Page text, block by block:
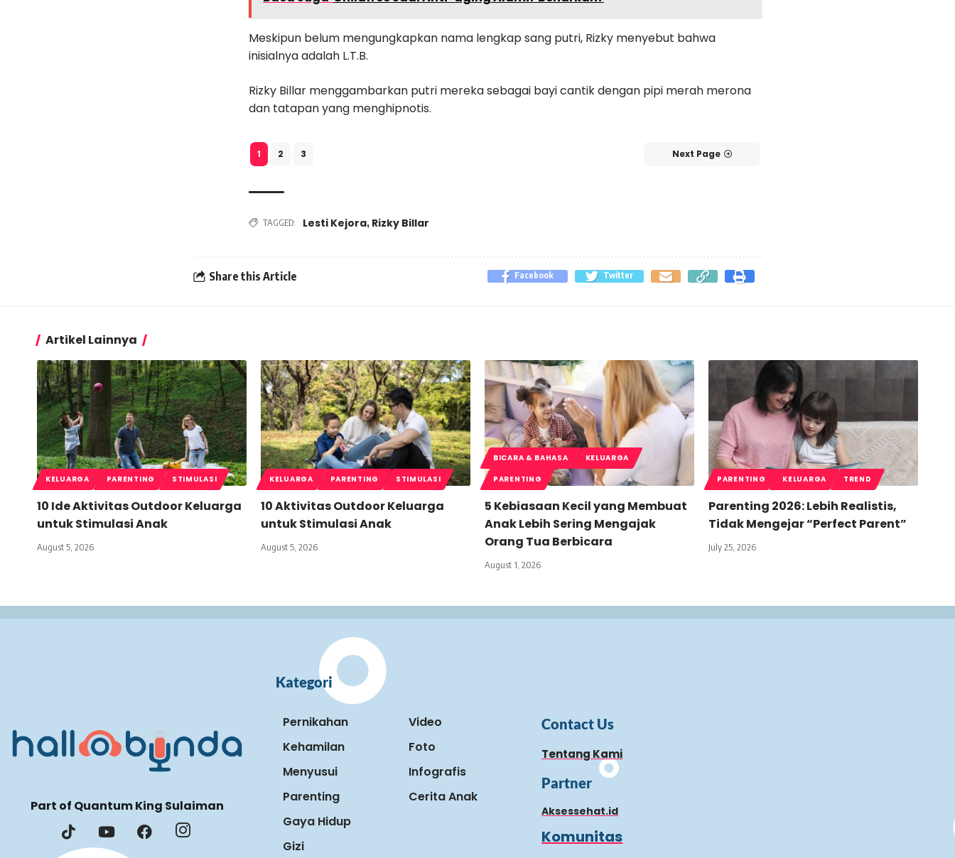
Meskipun belum mengungkapkan nama lengkap sang putri, Rizky menyebut bahwa
inisialnya adalah L.T.B.
Rizky Billar menggambarkan putri mereka sebagai bayi cantik dengan pipi merah merona
dan tatapan yang menghipnotis.
1 2 3 Next Page
TAGGED: Lesti Kejora, Rizky Billar
Share this Article Facebook Twitter
Artikel Lainnya
KELUARGA PARENTING STIMULASI
10 Ide Aktivitas Outdoor Keluarga
untuk Stimulasi Anak
August 5, 2026
KELUARGA PARENTING STIMULASI
10 Aktivitas Outdoor Keluarga
untuk Stimulasi Anak
August 5, 2026
BICARA & BAHASA
KELUARGA
PARENTING
5 Kebiasaan Kecil yang Membuat
Anak Lebih Sering Mengajak
Orang Tua Berbicara
August 1, 2026
PARENTING KELUARGA TREND
Parenting 2026: Lebih Realistis,
Tidak Mengejar “Perfect Parent”
July 25, 2026
Part of Quantum King Sulaiman
Kategori
Pernikahan
Kehamilan
Menyusui
Parenting
Gaya Hidup
Gizi
Video
Foto
Infografis
Cerita Anak
Contact Us
Tentang Kami
Partner
Aksessehat.id
Komunitas